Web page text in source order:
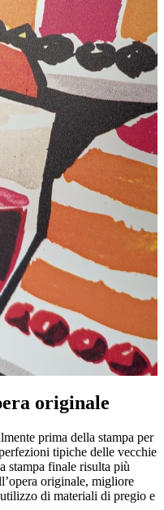
originale
prima della stampa per
tipiche delle vecchie
stampa finale risulta più
originale, migliore
di materiali di pregio e